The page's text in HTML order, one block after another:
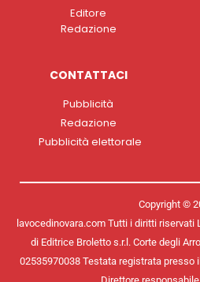
Editore
Redazione
CONTATTACI
Pubblicità
Redazione
Pubblicità elettorale
Copyright ©
lavocedinovara.com Tutti i diritti riservati
di Editrice Broletto s.r.l. Corte degli
02535970038 Testata registrata presso